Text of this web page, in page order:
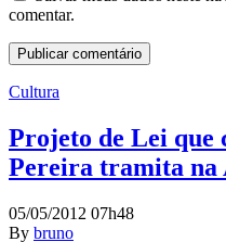
comentar.
Cultura
Projeto de Lei
Pereira tramita na
05/05/2012 07h48
By bruno